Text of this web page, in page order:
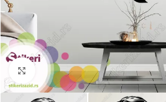
Kliknite za uvećanje